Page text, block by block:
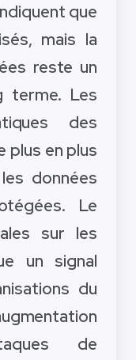
que
mais la
reste un
Les
des
plus en plus
données
Le
sur les
un signal
du
de